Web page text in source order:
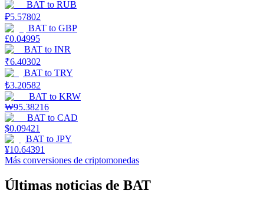
BAT to RUB
₽5.57802
BAT to GBP
£0.04995
BAT to INR
₹6.40302
BAT to TRY
₺3.20582
BAT to KRW
₩95.38216
BAT to CAD
$0.09421
BAT to JPY
¥10.64391
Más conversiones de criptomonedas
Últimas noticias de BAT